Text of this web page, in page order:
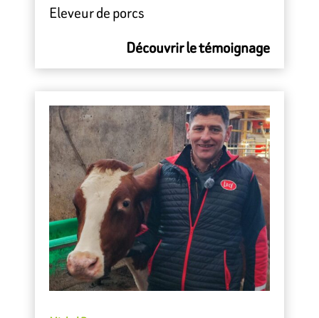
Eleveur de porcs
Découvrir le témoignage